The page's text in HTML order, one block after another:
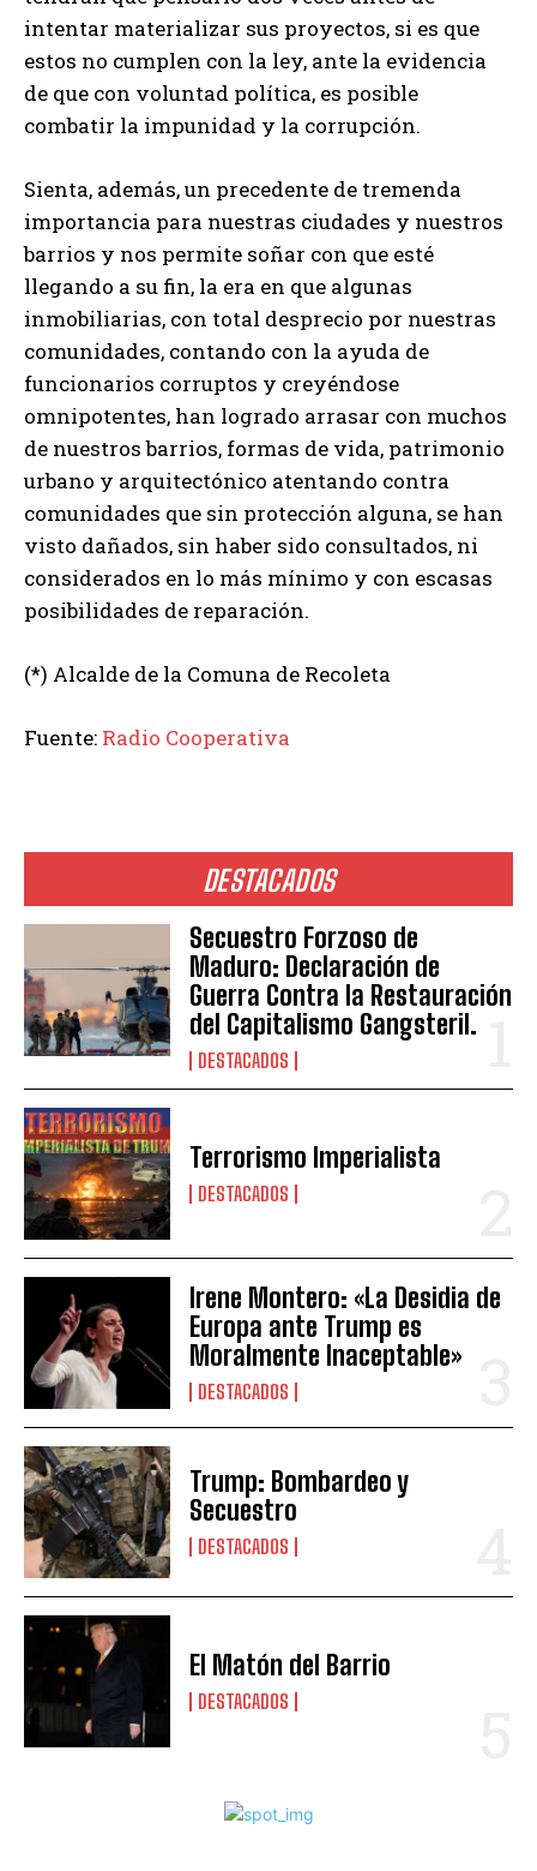
DESTACADOS
Secuestro Forzoso de
Maduro: Declaración de
Guerra Contra la Restauración
del Capitalismo Gangsteril.
DESTACADOS
Terrorismo Imperialista
DESTACADOS
Irene Montero: «La Desidia de
Europa ante Trump es
Moralmente Inaceptable»
DESTACADOS
Trump: Bombardeo y
Secuestro
DESTACADOS
El Matón del Barrio
DESTACADOS
intentar materializar sus proyectos, si es que
estos no cumplen con la ley, ante la evidencia
de que con voluntad política, es posible
combatir la impunidad y la corrupción.
Sienta, además, un precedente de tremenda
importancia para nuestras ciudades y nuestros
barrios y nos permite soñar con que esté
llegando a su fin, la era en que algunas
inmobiliarias, con total desprecio por nuestras
comunidades, contando con la ayuda de
funcionarios corruptos y creyéndose
omnipotentes, han logrado arrasar con muchos
de nuestros barrios, formas de vida, patrimonio
urbano y arquitectónico atentando contra
comunidades que sin protección alguna, se han
visto dañados, sin haber sido consultados, ni
considerados en lo más mínimo y con escasas
posibilidades de reparación.
(*) Alcalde de la Comuna de Recoleta
Fuente: Radio Cooperativa